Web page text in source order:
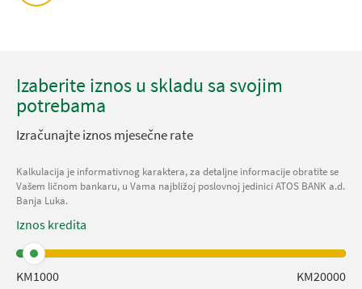
Izaberite iznos u skladu sa svojim
potrebama
Izračunajte iznos mjesečne rate
Kalkulacija je informativnog karaktera, za detaljne informacije obratite se
Vašem ličnom bankaru, u Vama najbližoj poslovnoj jedinici ATOS BANK a.d.
Banja Luka.
Iznos kredita
KM1000 KM20000